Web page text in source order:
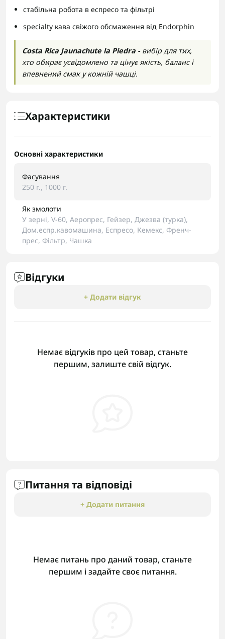
стабільна робота в еспресо та фільтрі
specialty кава свіжого обсмаження від Endorphin
Costa Rica Jaunachute la Piedra - вибір для тих,
хто обирає усвідомлено та цінує якість, баланс і
впевнений смак у кожній чашці.
Характеристики
Основні характеристики
Фасування
250 г., 1000 г.
Як змолоти
У зерні, V-60, Аеропрес, Гейзер, Джезва (турка),
Дом.еспр.кавомашина, Еспресо, Кемекс, Френч-
прес, Фільтр, Чашка
Відгуки
+ Додати відгук
Немає відгуків про цей товар, станьте
першим, залиште свій відгук.
Питання та відповіді
+ Додати питання
Немає питань про даний товар, станьте
першим і задайте своє питання.